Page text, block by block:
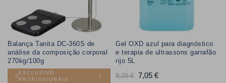
Balança Tanita DC-360S de
análise da composição corporal
270kg/100g
EXCLUSIVO
PROFISSIONAIS
Gel OXD azul para diagnóstico
e terapia de ultrassons garrafão
rijo 5L
Preço
8,29 € 7,05 €Preço